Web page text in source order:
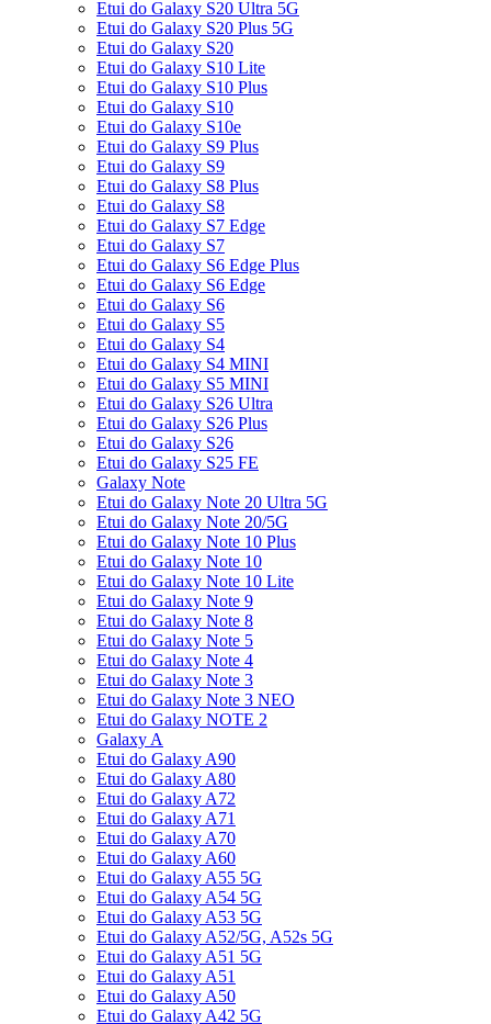
Etui do Galaxy S20 Ultra 5G
Etui do Galaxy S20 Plus 5G
Etui do Galaxy S20
Etui do Galaxy S10 Lite
Etui do Galaxy S10 Plus
Etui do Galaxy S10
Etui do Galaxy S10e
Etui do Galaxy S9 Plus
Etui do Galaxy S9
Etui do Galaxy S8 Plus
Etui do Galaxy S8
Etui do Galaxy S7 Edge
Etui do Galaxy S7
Etui do Galaxy S6 Edge Plus
Etui do Galaxy S6 Edge
Etui do Galaxy S6
Etui do Galaxy S5
Etui do Galaxy S4
Etui do Galaxy S4 MINI
Etui do Galaxy S5 MINI
Etui do Galaxy S26 Ultra
Etui do Galaxy S26 Plus
Etui do Galaxy S26
Etui do Galaxy S25 FE
Galaxy Note
Etui do Galaxy Note 20 Ultra 5G
Etui do Galaxy Note 20/5G
Etui do Galaxy Note 10 Plus
Etui do Galaxy Note 10
Etui do Galaxy Note 10 Lite
Etui do Galaxy Note 9
Etui do Galaxy Note 8
Etui do Galaxy Note 5
Etui do Galaxy Note 4
Etui do Galaxy Note 3
Etui do Galaxy Note 3 NEO
Etui do Galaxy NOTE 2
Galaxy A
Etui do Galaxy A90
Etui do Galaxy A80
Etui do Galaxy A72
Etui do Galaxy A71
Etui do Galaxy A70
Etui do Galaxy A60
Etui do Galaxy A55 5G
Etui do Galaxy A54 5G
Etui do Galaxy A53 5G
Etui do Galaxy A52/5G, A52s 5G
Etui do Galaxy A51 5G
Etui do Galaxy A51
Etui do Galaxy A50
Etui do Galaxy A42 5G